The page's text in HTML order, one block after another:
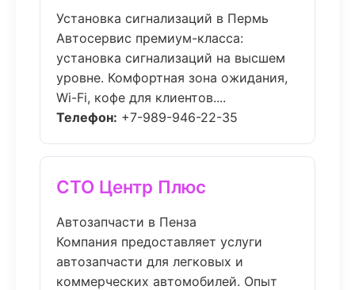
Установка сигнализаций в Пермь
Автосервис премиум-класса:
установка сигнализаций на высшем
уровне. Комфортная зона ожидания,
Wi-Fi, кофе для клиентов....
Телефон: +7-989-946-22-35
СТО Центр Плюс
Автозапчасти в Пенза
Компания предоставляет услуги
автозапчасти для легковых и
коммерческих автомобилей. Опыт